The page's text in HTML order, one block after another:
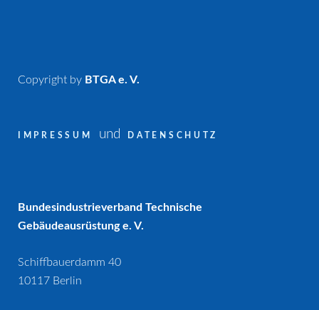
Copyright by BTGA e. V.
IMPRESSUM und DATENSCHUTZ
Bundesindustrieverband Technische
Gebäudeausrüstung e. V.
Schiffbauerdamm 40
10117 Berlin